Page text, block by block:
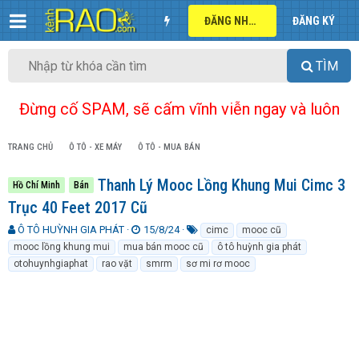
ĐĂNG NHẬP ĐĂNG KÝ
TÌM
Đừng cố SPAM, sẽ cấm vĩnh viễn ngay và luôn
TRANG CHỦ Ô TÔ - XE MÁY Ô TÔ - MUA BÁN
Hồ Chí Minh Bán
Thanh Lý Mooc Lồng Khung Mui Cimc 3
Trục 40 Feet 2017 Cũ
T
h
r
e
Ô TÔ HUỲNH GIA PHÁT
N
g
à
y
15/8/24
ừ
k
h
cimc
mooc cũ
mooc lồng khung mui
mua bán mooc cũ
ô tô huỳnh gia phát
otohuynhgiaphat
rao vặt smrm sơ mi rơ mooc